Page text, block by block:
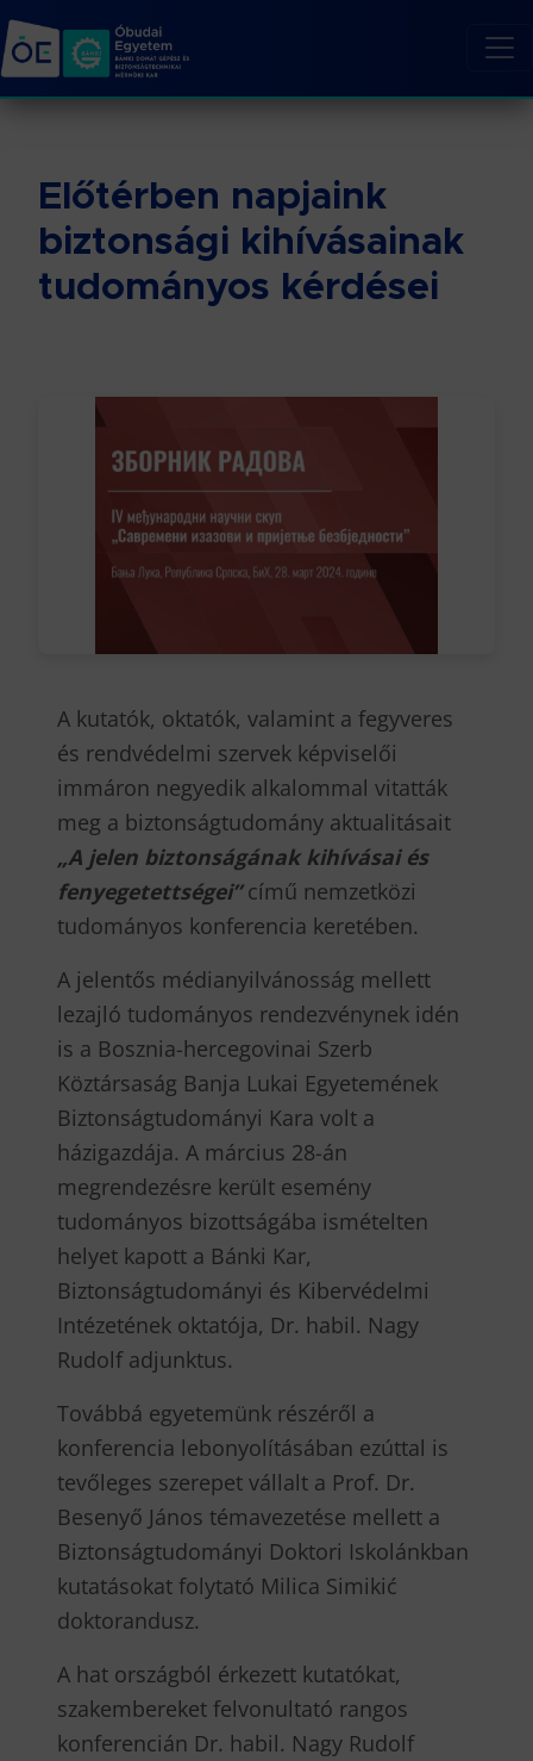
Előtérben napjaink
biztonsági kihívásainak
tudományos kérdései
A kutatók, oktatók, valamint a fegyveres
és rendvédelmi szervek képviselői
immáron negyedik alkalommal vitatták
meg a biztonságtudomány aktualitásait
„A jelen biztonságának kihívásai és
fenyegetettségei”című nemzetközi
tudományos konferencia keretében.
A jelentős médianyilvánosság mellett
lezajló tudományos rendezvénynek idén
is a Bosznia-hercegovinai Szerb
Köztársaság Banja Lukai Egyetemének
Biztonságtudományi Kara volt a
házigazdája. A március 28-án
megrendezésre került esemény
tudományos bizottságába ismételten
helyet kapott a Bánki Kar,
Biztonságtudományi és Kibervédelmi
Intézetének oktatója, Dr. habil. Nagy
Rudolf adjunktus.
Továbbá egyetemünk részéről a
konferencia lebonyolításában ezúttal is
tevőleges szerepet vállalt a Prof. Dr.
Besenyő János témavezetése mellett a
Biztonságtudományi Doktori Iskolánkban
kutatásokat folytató Milica Simikić
doktorandusz.
A hat országból érkezett kutatókat,
szakembereket felvonultató rangos
konferencián Dr. habil. Nagy Rudolf